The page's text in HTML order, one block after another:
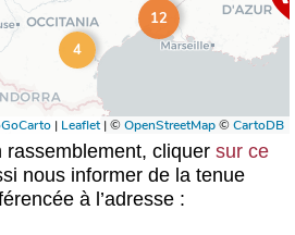
rassemblement, cliquer sur ce
nous informer de la tenue
à l’adresse :